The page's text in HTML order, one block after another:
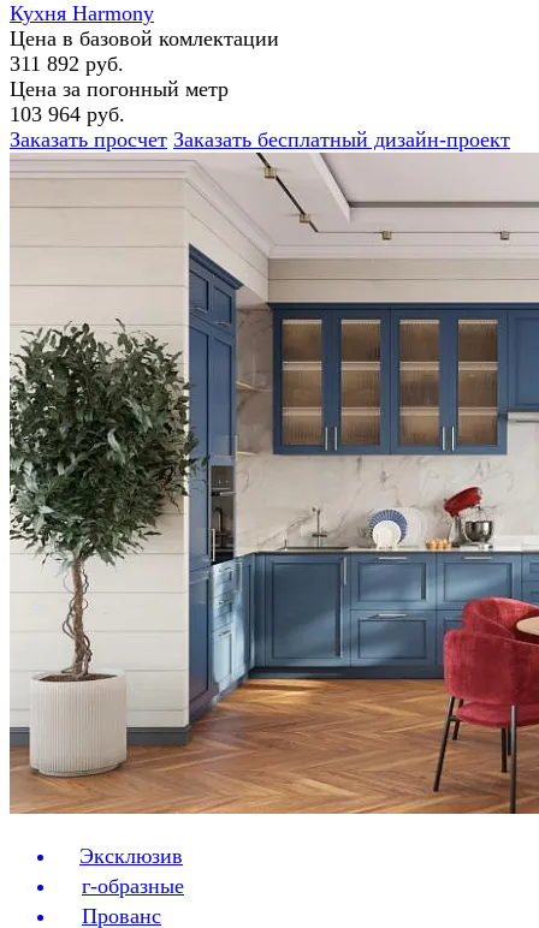
Кухня Harmony
Цена в базовой комлектации
311 892 руб.
Цена за погонный метр
103 964 руб.
Заказать просчет Заказать бесплатный дизайн-проект
Эксклюзив
г-образные
Прованс